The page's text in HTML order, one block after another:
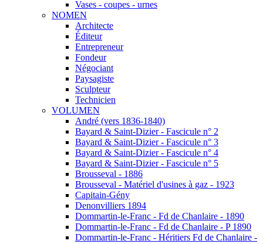
Vases - coupes - urnes
NOMEN
Architecte
Éditeur
Entrepreneur
Fondeur
Négociant
Paysagiste
Sculpteur
Technicien
VOLUMEN
André (vers 1836-1840)
Bayard & Saint-Dizier - Fascicule n° 2
Bayard & Saint-Dizier - Fascicule n° 3
Bayard & Saint-Dizier - Fascicule n° 4
Bayard & Saint-Dizier - Fascicule n° 5
Brousseval - 1886
Brousseval - Matériel d'usines à gaz - 1923
Capitain-Gény
Denonvilliers 1894
Dommartin-le-Franc - Fd de Chanlaire - 1890
Dommartin-le-Franc - Fd de Chanlaire - P 1890
Dommartin-le-Franc - Héritiers Fd de Chanlaire -